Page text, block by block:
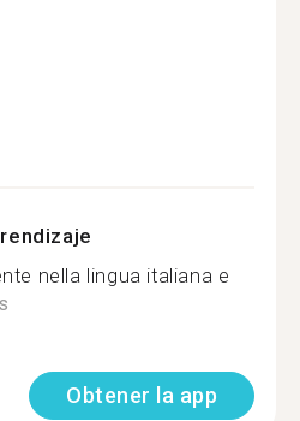
nella lingua italiana e
Obtener la app